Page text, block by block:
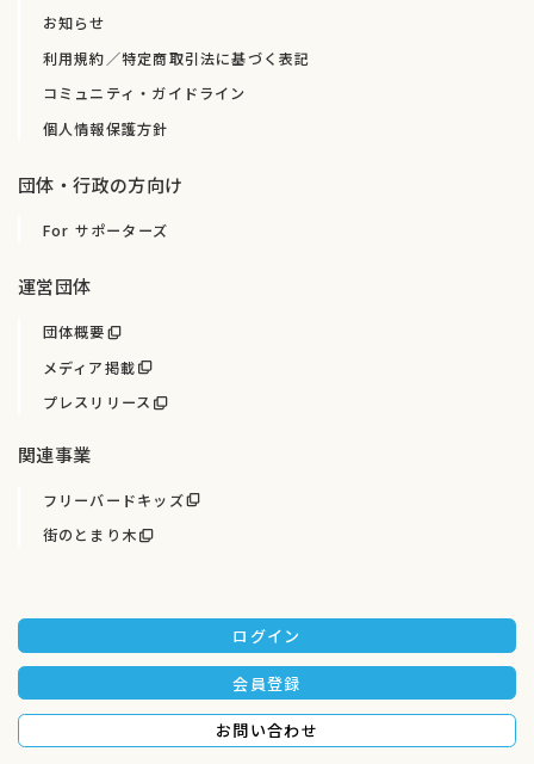
お知らせ
利用規約／特定商取引法に基づく表記
コミュニティ・ガイドライン
個人情報保護方針
団体・行政の方向け
For サポーターズ
運営団体
団体概要
メディア掲載
プレスリリース
関連事業
フリーバードキッズ
街のとまり木
ログイン
会員登録
お問い合わせ